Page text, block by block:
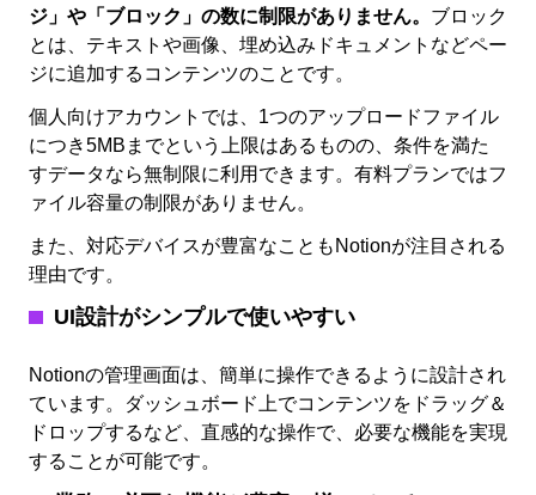
ジ」や「ブロック」の数に制限がありません。 ブロック
とは、テキストや画像、埋め込みドキュメントなどペー
ジに追加するコンテンツのことです。
個人向けアカウントでは、1つのアップロードファイル
につき5MBまでという上限はあるものの、条件を満た
すデータなら無制限に利用できます。有料プランではフ
ァイル容量の制限がありません。
また、対応デバイスが豊富なこともNotionが注目される
理由です。
UI設計がシンプルで使いやすい
Notionの管理画面は、簡単に操作できるように設計され
ています。ダッシュボード上でコンテンツをドラッグ＆
ドロップするなど、直感的な操作で、必要な機能を実現
することが可能です。